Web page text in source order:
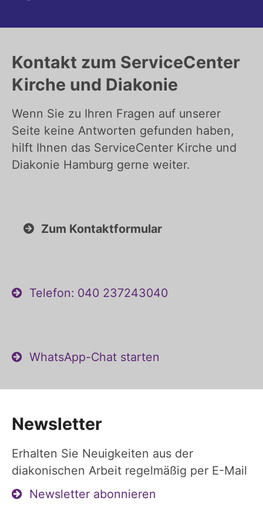
Kontakt zum ServiceCenter
Kirche und Diakonie
Wenn Sie zu Ihren Fragen auf unserer
Seite keine Antworten gefunden haben,
hilft Ihnen das ServiceCenter Kirche und
Diakonie Hamburg gerne weiter.
Zum Kontaktformular
Telefon: 040 237243040
WhatsApp-Chat starten
Newsletter
Erhalten Sie Neuigkeiten aus der
diakonischen Arbeit regelmäßig per E-Mail
Newsletter abonnieren